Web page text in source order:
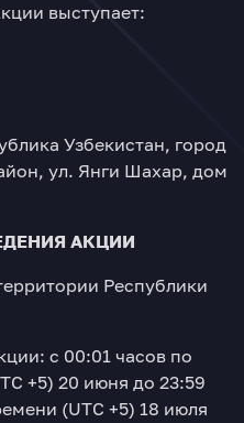
выступает:
Узбекистан, город
ул. Янги Шахар, дом
АКЦИИ
Республики
с 00:01 часов по
+5) 20 июня до 23:59
(UTC +5) 18 июля